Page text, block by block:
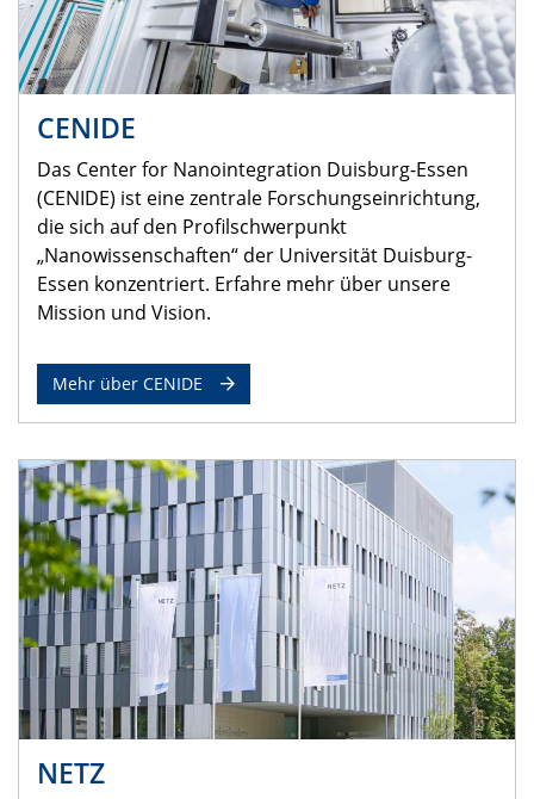
CENIDE
Das Center for Nanointegration Duisburg-Essen
(CENIDE) ist eine zentrale Forschungseinrichtung,
die sich auf den Profilschwerpunkt
„Nanowissenschaften“ der Universität Duisburg-
Essen konzentriert. Erfahre mehr über unsere
Mission und Vision.
Mehr über CENIDE
NETZ